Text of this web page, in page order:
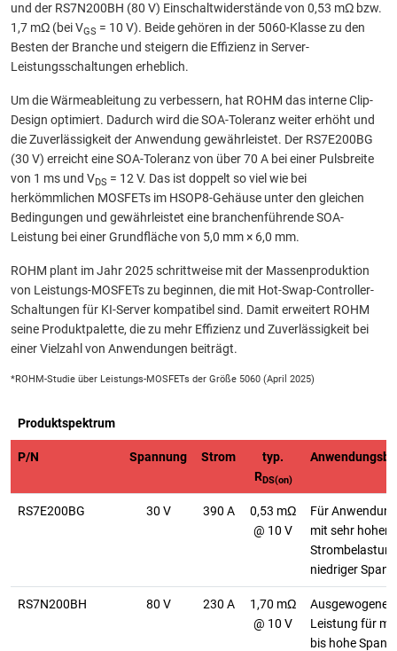
und der RS7N200BH (80 V) Einschaltwiderstände von 0,53 mΩ bzw.
1,7 mΩ (bei VGS = 10 V). Beide gehören in der 5060-Klasse zu den
Besten der Branche und steigern die Effizienz in Server-
Leistungsschaltungen erheblich.
Um die Wärmeableitung zu verbessern, hat ROHM das interne Clip-
Design optimiert. Dadurch wird die SOA-Toleranz weiter erhöht und
die Zuverlässigkeit der Anwendung gewährleistet. Der RS7E200BG
(30 V) erreicht eine SOA-Toleranz von über 70 A bei einer Pulsbreite
von 1 ms und VDS = 12 V. Das ist doppelt so viel wie bei
herkömmlichen MOSFETs im HSOP8-Gehäuse unter den gleichen
Bedingungen und gewährleistet eine branchenführende SOA-
Leistung bei einer Grundfläche von 5,0 mm × 6,0 mm.
ROHM plant im Jahr 2025 schrittweise mit der Massenproduktion
von Leistungs-MOSFETs zu beginnen, die mit Hot-Swap-Controller-
Schaltungen für KI-Server kompatibel sind. Damit erweitert ROHM
seine Produktpalette, die zu mehr Effizienz und Zuverlässigkeit bei
einer Vielzahl von Anwendungen beiträgt.
*ROHM-Studie über Leistungs-MOSFETs der Größe 5060 (April 2025)
Produktspektrum
P/N Spannung Strom
typ.
RDS(on)
RS7E200BG 30 V 390 A
0,53 mΩ
@ 10 V
Für
mit sehr hoher
niedriger
RS7N200BH 80 V 230 A
1,70 mΩ
@ 10 V
Ausgewogene
Leistung für
bis hohe